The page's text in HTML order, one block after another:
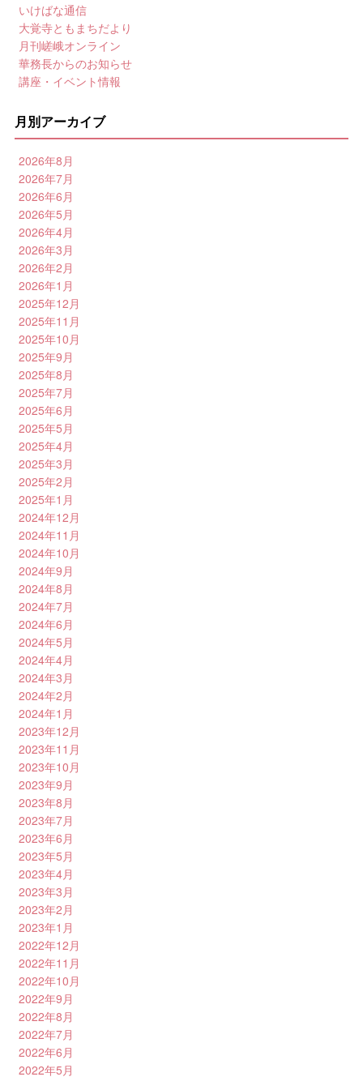
いけばな通信
大覚寺ともまちだより
月刊嵯峨オンライン
華務長からのお知らせ
講座・イベント情報
月別アーカイブ
2026年8月
2026年7月
2026年6月
2026年5月
2026年4月
2026年3月
2026年2月
2026年1月
2025年12月
2025年11月
2025年10月
2025年9月
2025年8月
2025年7月
2025年6月
2025年5月
2025年4月
2025年3月
2025年2月
2025年1月
2024年12月
2024年11月
2024年10月
2024年9月
2024年8月
2024年7月
2024年6月
2024年5月
2024年4月
2024年3月
2024年2月
2024年1月
2023年12月
2023年11月
2023年10月
2023年9月
2023年8月
2023年7月
2023年6月
2023年5月
2023年4月
2023年3月
2023年2月
2023年1月
2022年12月
2022年11月
2022年10月
2022年9月
2022年8月
2022年7月
2022年6月
2022年5月